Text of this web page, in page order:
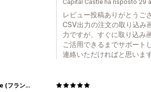
Capital Castle ha risposto 29
レビュー投稿ありがとうご
CSV出力の注文の取り込み
力ですが、すぐに取り込み
ご活用できるまでサポート
連絡いただければと思います
fran de lingerie (フランデランジェリー) 公式サイト／オフィシャル通販サイト